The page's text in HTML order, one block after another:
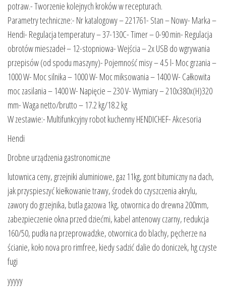
potraw.- Tworzenie kolejnych kroków w recepturach.
Parametry techniczne:- Nr katalogowy – 221761- Stan – Nowy- Marka –
Hendi- Regulacja temperatury – 37-130C- Timer – 0-90 min- Regulacja
obrotów mieszadeł – 12-stopniowa- Wejścia – 2x USB do wgrywania
przepisów (od spodu maszyny)- Pojemność misy – 4.5 l- Moc grzania –
1000 W- Moc silnika – 1000 W- Moc miksowania – 1400 W- Całkowita
moc zasilania – 1400 W- Napięcie – 230 V- Wymiary – 210x380x(H)320
mm- Waga netto/brutto – 17.2 kg/18.2 kg
W zestawie:- Multifunkcyjny robot kuchenny HENDICHEF- Akcesoria
Hendi
Drobne urządzenia gastronomiczne
lutownica ceny, grzejniki aluminiowe, gaz 11kg, gont bitumiczny na dach,
jak przyspieszyć kiełkowanie trawy, środek do czyszczenia akrylu,
zawory do grzejnika, butla gazowa 1kg, otwornica do drewna 200mm,
zabezpieczenie okna przed dziećmi, kabel antenowy czarny, redukcja
160/50, pudła na przeprowadzke, otwornica do blachy, pęcherze na
ścianie, koło nova pro rimfree, kiedy sadzić dalie do doniczek, hg czyste
fugi
yyyyy